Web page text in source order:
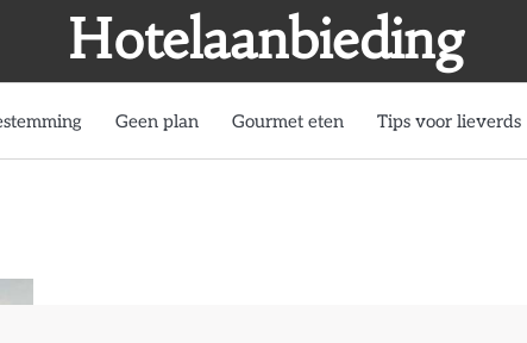
Hotelaanbieding
Geen plan Gourmet eten Tips voor lieverds